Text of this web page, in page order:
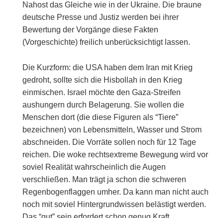
Nahost das Gleiche wie in der Ukraine. Die braune
deutsche Presse und Justiz werden bei ihrer
Bewertung der Vorgänge diese Fakten
(Vorgeschichte) freilich unberücksichtigt lassen.
Die Kurzform: die USA haben dem Iran mit Krieg
gedroht, sollte sich die Hisbollah in den Krieg
einmischen. Israel möchte den Gaza-Streifen
aushungern durch Belagerung. Sie wollen die
Menschen dort (die diese Figuren als “Tiere”
bezeichnen) von Lebensmitteln, Wasser und Strom
abschneiden. Die Vorräte sollen noch für 12 Tage
reichen. Die woke rechtsextreme Bewegung wird vor
soviel Realität wahrscheinlich die Augen
verschließen. Man trägt ja schon die schweren
Regenbogenflaggen umher. Da kann man nicht auch
noch mit soviel Hintergrundwissen belästigt werden.